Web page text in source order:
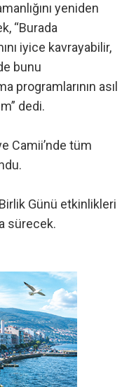
yeniden
“Burada
iyice kavrayabilir,
bunu
programlarının asıl
dedi.
Camii’nde tüm
Günü etkinlikleri
sürecek.